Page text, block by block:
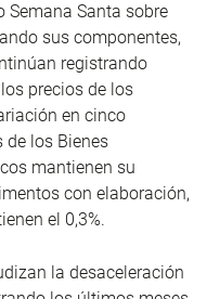
Semana Santa sobre
sus componentes,
registrando
precios de los
en cinco
de los Bienes
mantienen su
con elaboración,
el 0,3%.
la desaceleración